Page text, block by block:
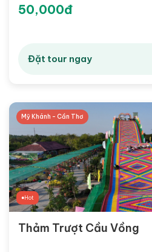
50,000đ
Đặt tour ngay
Mỹ Khánh - Cần Thơ
Hot
Thảm Trượt Cầu Vồng